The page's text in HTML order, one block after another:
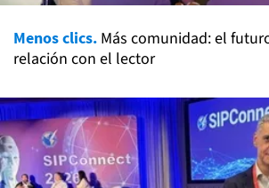
Menos clics. Más comunidad: el
relación con el lector